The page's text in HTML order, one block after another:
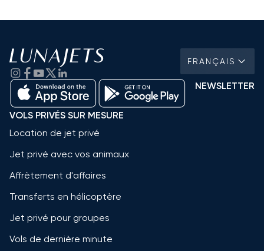
FRANÇAIS
NEWSLETTER
VOLS PRIVÉS SUR MESURE
Location de jet privé
Jet privé avec vos animaux
Affrètement d'affaires
Transferts en hélicoptère
Jet privé pour groupes
Vols de dernière minute